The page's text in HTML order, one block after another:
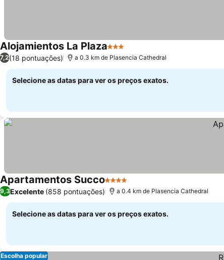
Alojamientos La Plaza3 Estrelas
7,2(18 pontuações) a 0.3 km de Plasencia Cathedral
Selecione as datas para ver os preços exatos.
Apartamentos Succo4 Estrelas
9,3Excelente (858 pontuações) a 0.4 km de Plasencia Cathedral
Selecione as datas para ver os preços exatos.
Escolha popular